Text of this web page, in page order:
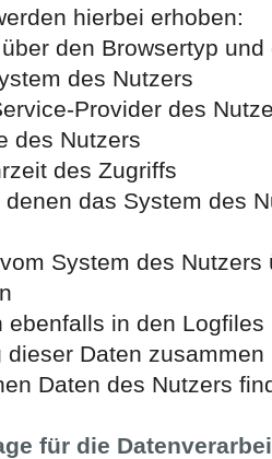
hierbei erhoben:
den Browsertyp
des Nutzers
Provider des
des Nutzers
des Zugriffs
das System des
System des Nutzers
ebenfalls in den
dieser Daten zusammen
Daten des Nutzers
für die